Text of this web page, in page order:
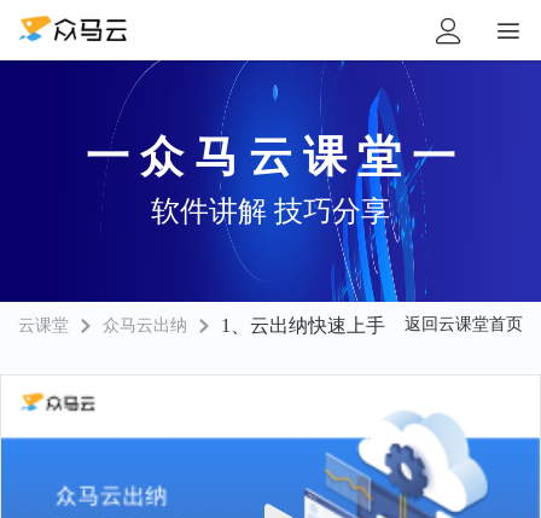
 
一 众 马 云 课 堂 一
软件讲解 技巧分享
云课堂 众马云出纳 1、云出纳快速上手 返回云课堂首页